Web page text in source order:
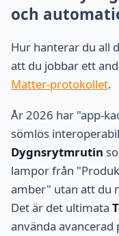
och
Hur hanterar du all
att du jobbar ett
Matter-protokollet.
År 2026 har "app-
sömlös
Dygnsrytmrutin
lampor från
amber" utan att du
Det är det ultimata
använda